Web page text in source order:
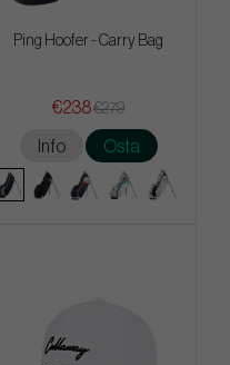
Ping Hoofer - Carry Bag
€238€279
Info Osta